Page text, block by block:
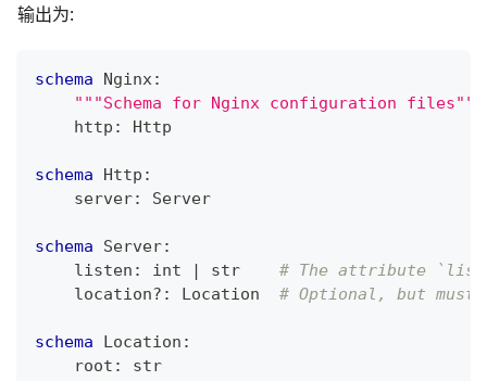
输出为:
schema Nginx:
"""Schema for Nginx configuration files"""
    http
: Http
schema Http :
    server
: Server
schema Server:
    listen
: int | str
# The attribute
    location
? : Location # Optional, but must
schema Location :
    root
:
str